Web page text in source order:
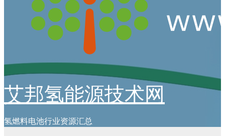
艾邦氢能源技术网
氢燃料电池行业资源汇总